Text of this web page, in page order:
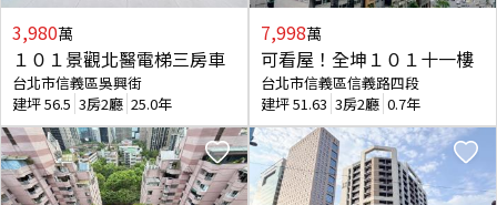
3,980萬
１０１景觀北醫電梯三房車
台北市信義區吳興街
建坪56.5 3房2廳 25.0年
7,998萬
可看屋！全坤１０１十一樓
台北市信義區信義路四段
建坪51.63 3房2廳 0.7年